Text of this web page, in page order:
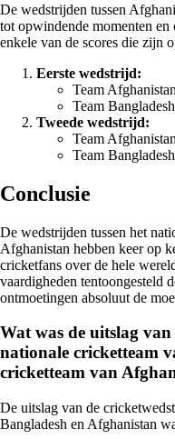
De wedstrijden tussen
tot opwindende momenten
enkele van de scores die zijn
Eerste wedstrijd:
Team
Team
Tweede wedstrijd:
Team
Team
Conclusie
De wedstrijden tussen het
Afghanistan hebben keer op
cricketfans over de hele
vaardigheden tentoongesteld
ontmoetingen absoluut de
Wat was de uitslag
nationale cricketteam
cricketteam van
De uitslag van de
Bangladesh en Afghanistan